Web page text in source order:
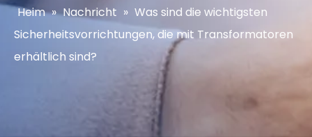
Heim » Nachricht » Was sind die wichtigsten
Sicherheitsvorrichtungen, die mit Transformatoren
erhältlich sind?